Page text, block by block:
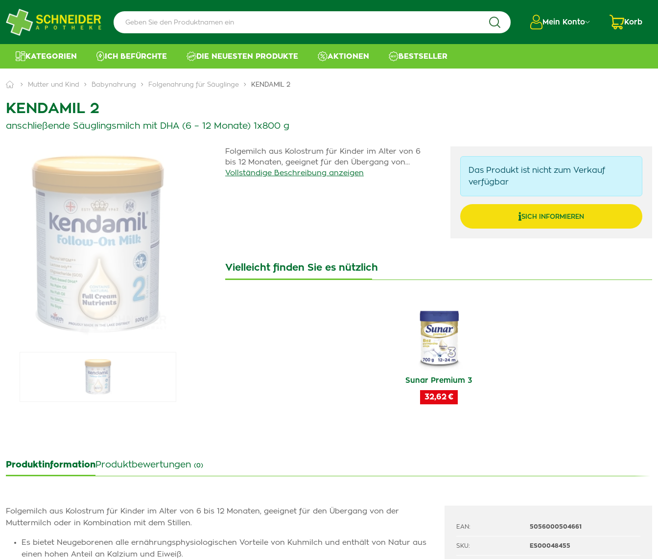
Mein Konto Korb
KATEGORIEN ICH BEFÜRCHTE DIE NEUESTEN PRODUKTE AKTIONEN BESTSELLER
Mutter und Kind Babynahrung Folgenahrung für Säuglinge KENDAMIL 2
KENDAMIL 2
anschließende Säuglingsmilch mit DHA (6 – 12 Monate) 1x800 g
Folgemilch aus Kolostrum für Kinder im Alter von 6
bis 12 Monaten, geeignet für den Übergang von…
Vollständige Beschreibung anzeigen
Das Produkt ist nicht zum Verkauf
verfügbar
SICH INFORMIEREN
Vielleicht finden Sie es nützlich
Sunar Premium 3
32,62 €
ProduktinformationProduktbewertungen (0)
Folgemilch aus Kolostrum für Kinder im Alter von 6 bis 12 Monaten, geeignet für den Übergang von der
Muttermilch oder in Kombination mit dem Stillen.
Es bietet Neugeborenen alle ernährungsphysiologischen Vorteile von Kuhmilch und enthält von Natur aus
einen hohen Anteil an Kalzium und Eiweiß.
EAN: 5056000504661
SKU: ES00048455